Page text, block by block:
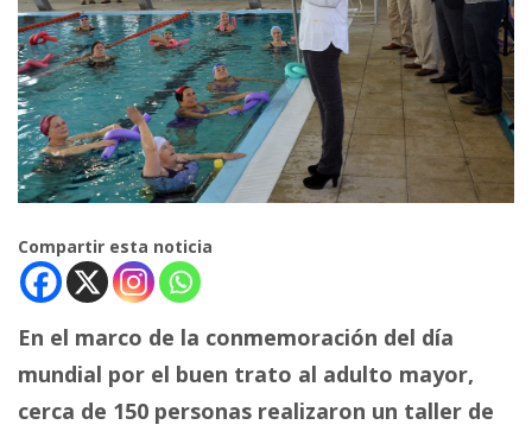
Compartir esta noticia
En el marco de la conmemoración del día
mundial por el buen trato al adulto mayor,
cerca de 150 personas realizaron un taller de